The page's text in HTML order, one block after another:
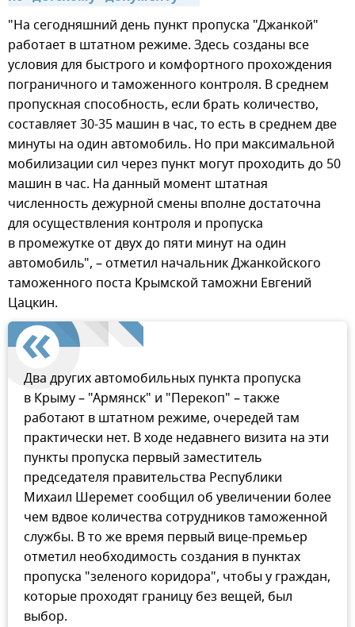
"На сегодняшний день пункт пропуска "Джанкой"
работает в штатном режиме. Здесь созданы все
условия для быстрого и комфортного прохождения
пограничного и таможенного контроля. В среднем
пропускная способность, если брать количество,
составляет 30-35 машин в час, то есть в среднем две
минуты на один автомобиль. Но при максимальной
мобилизации сил через пункт могут проходить до 50
машин в час. На данный момент штатная
численность дежурной смены вполне достаточна
для осуществления контроля и пропуска
в промежутке от двух до пяти минут на один
автомобиль", – отметил начальник Джанкойского
таможенного поста Крымской таможни Евгений
Цацкин.
Два других автомобильных пункта пропуска
в Крыму – "Армянск" и "Перекоп" – также
работают в штатном режиме, очередей там
практически нет. В ходе недавнего визита на эти
пункты пропуска первый заместитель
председателя правительства Республики
Михаил Шеремет сообщил об увеличении более
чем вдвое количества сотрудников таможенной
службы. В то же время первый вице-премьер
отметил необходимость создания в пунктах
пропуска "зеленого коридора", чтобы у граждан,
которые проходят границу без вещей, был
выбор.